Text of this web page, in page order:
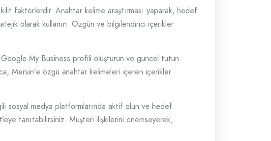
faktörlerdir. Anahtar kelime araştırması yaparak, hedef
olarak kullanın. Özgün ve bilgilendirici içerikler
My Business profili oluşturun ve güncel tutun.
Mersin'e özgü anahtar kelimeleri içeren içerikler
sosyal medya platformlarında aktif olun ve hedef
tanıtabilirsiniz. Müşteri ilişkilerini önemseyerek,